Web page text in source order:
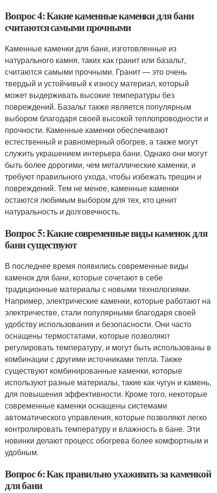
Вопрос 4: Какие каменные каменки для бани
считаются самыми прочными
Каменные каменки для бани, изготовленные из
натурального камня, таких как гранит или базальт,
считаются самыми прочными. Гранит — это очень
твердый и устойчивый к износу материал, который
может выдерживать высокие температуры без
повреждений. Базальт также является популярным
выбором благодаря своей высокой теплопроводности и
прочности. Каменные каменки обеспечивают
естественный и равномерный обогрев, а также могут
служить украшением интерьера бани. Однако они могут
быть более дорогими, чем металлические каменки, и
требуют правильного ухода, чтобы избежать трещин и
повреждений. Тем не менее, каменные каменки
остаются любимым выбором для тех, кто ценит
натуральность и долговечность.
Вопрос 5: Какие современные виды каменок для
бани существуют
В последнее время появились современные виды
каменок для бани, которые сочетают в себе
традиционные материалы с новыми технологиями.
Например, электрические каменки, которые работают на
электричестве, стали популярными благодаря своей
удобству использования и безопасности. Они часто
оснащены термостатами, которые позволяют
регулировать температуру, и могут быть использованы в
комбинации с другими источниками тепла. Также
существуют комбинированные каменки, которые
используют разные материалы, такие как чугун и камень,
для повышения эффективности. Кроме того, некоторые
современные каменки оснащены системами
автоматического управления, которые позволяют легко
контролировать температуру и влажность в бане. Эти
новинки делают процесс обогрева более комфортным и
удобным.
Вопрос 6: Как правильно ухаживать за каменкой
для бани